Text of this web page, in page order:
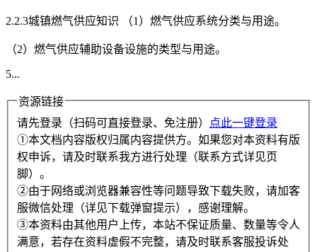
2.2.3城镇燃气供应知识 （1）燃气供应系统分类与用途。
（2）燃气供应辅助设备设施的类型与用途。
5...
资源链接
请先登录（扫码可直接登录、免注册）
点此一键登录
①本文档内容版权归属内容提供方。如果您对本资料有版
权申诉，请及时联系我方进行处理（联系方式详见页
脚）。
②由于网络或浏览器兼容性等问题导致下载失败，请加客
服微信处理（详见下载弹窗提示），感谢理解。
③本资料由其他用户上传，本站不保证质量、数量等令人
满意，若存在资料虚假不完整，请及时联系客服投诉处